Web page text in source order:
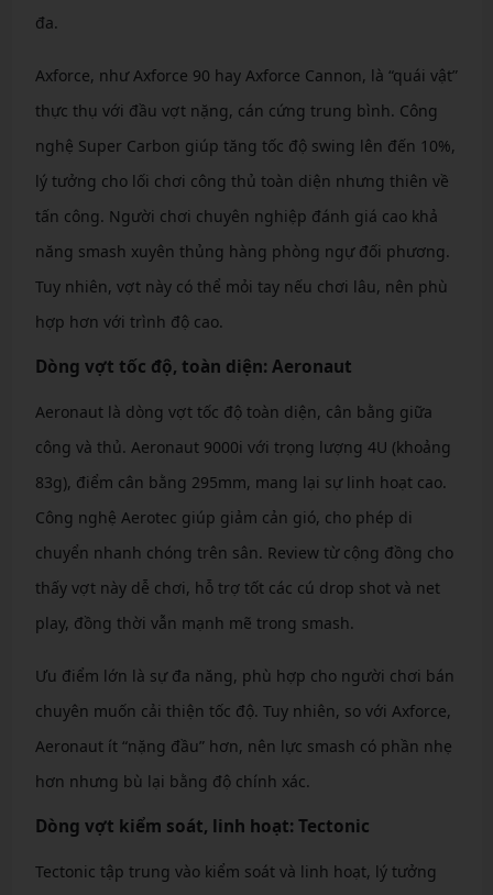
đa.
Axforce, như Axforce 90 hay Axforce Cannon, là “quái vật”
thực thụ với đầu vợt nặng, cán cứng trung bình. Công
nghệ Super Carbon giúp tăng tốc độ swing lên đến 10%,
lý tưởng cho lối chơi công thủ toàn diện nhưng thiên về
tấn công. Người chơi chuyên nghiệp đánh giá cao khả
năng smash xuyên thủng hàng phòng ngự đối phương.
Tuy nhiên, vợt này có thể mỏi tay nếu chơi lâu, nên phù
hợp hơn với trình độ cao.
Dòng vợt tốc độ, toàn diện: Aeronaut
Aeronaut là dòng vợt tốc độ toàn diện, cân bằng giữa
công và thủ. Aeronaut 9000i với trọng lượng 4U (khoảng
83g), điểm cân bằng 295mm, mang lại sự linh hoạt cao.
Công nghệ Aerotec giúp giảm cản gió, cho phép di
chuyển nhanh chóng trên sân. Review từ cộng đồng cho
thấy vợt này dễ chơi, hỗ trợ tốt các cú drop shot và net
play, đồng thời vẫn mạnh mẽ trong smash.
Ưu điểm lớn là sự đa năng, phù hợp cho người chơi bán
chuyên muốn cải thiện tốc độ. Tuy nhiên, so với Axforce,
Aeronaut ít “nặng đầu” hơn, nên lực smash có phần nhẹ
hơn nhưng bù lại bằng độ chính xác.
Dòng vợt kiểm soát, linh hoạt: Tectonic
Tectonic tập trung vào kiểm soát và linh hoạt, lý tưởng